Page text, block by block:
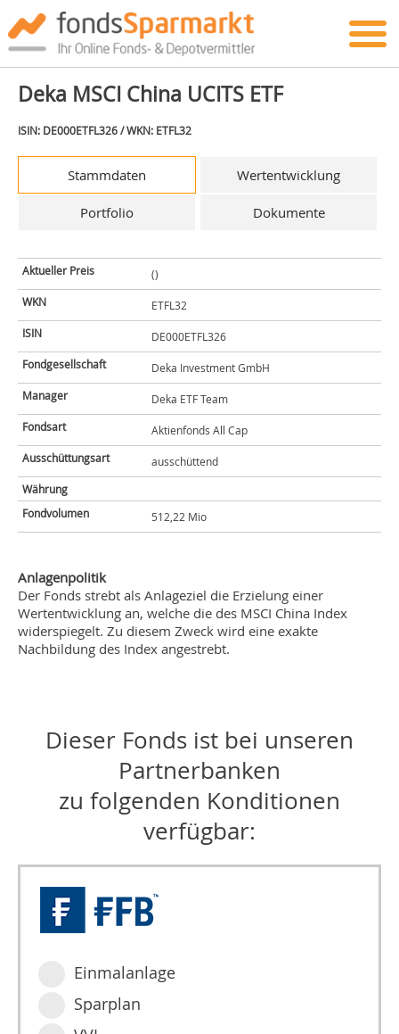
Deka MSCI China UCITS ETF
ISIN: DE000ETFL326 / WKN: ETFL32
Stammdaten Wertentwicklung
Portfolio Dokumente
Aktueller Preis
()
WKN
ETFL32
ISIN
DE000ETFL326
Fondgesellschaft
Deka Investment GmbH
Manager
Deka ETF Team
Fondsart
Aktienfonds All Cap
Ausschüttungsart
ausschüttend
Währung
Fondvolumen
512,22 Mio
Anlagenpolitik
Der Fonds strebt als Anlageziel die Erzielung einer
Wertentwicklung an, welche die des MSCI China Index
widerspiegelt. Zu diesem Zweck wird eine exakte
Nachbildung des Index angestrebt.
Dieser Fonds ist bei unseren
Partnerbanken
zu folgenden Konditionen
verfügbar:
Einmalanlage
Sparplan